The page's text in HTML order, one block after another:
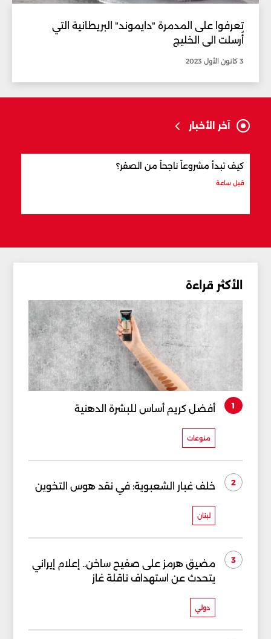
تعرفوا على المدمرة "دايموند" البريطانية التي
أُرسلت الى الخليج
3 كانون الأول 2023
آخر الأخبار
كيف تبدأ مشروعاً ناجحاً من الصفر؟
قبل ساعة
الأكثر قراءة
1 أفضل كريم أساس للبشرة الدهنية
منوعات
2 خلف غبار الشعبوية: في نقد هوس التخوين
لبنان
3
مضيق هرمز على صفيح ساخن.. إعلام إيراني
يتحدث عن استهداف ناقلة غاز
دولي